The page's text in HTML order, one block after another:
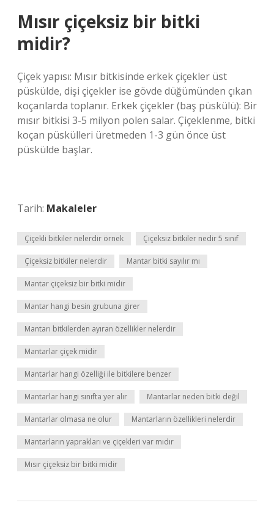
Mısır çiçeksiz bir bitki
midir?
Çiçek yapısı: Mısır bitkisinde erkek çiçekler üst
püskülde, dişi çiçekler ise gövde düğümünden çıkan
koçanlarda toplanır. Erkek çiçekler (baş püskülü): Bir
mısır bitkisi 3-5 milyon polen salar. Çiçeklenme, bitki
koçan püskülleri üretmeden 1-3 gün önce üst
püskülde başlar.
Tarih: Makaleler
Çiçekli bitkiler nelerdir örnek Çiçeksiz bitkiler nedir 5 sınıf
Çiçeksiz bitkiler nelerdir Mantar bitki sayılır mı
Mantar çiçeksiz bir bitki midir
Mantar hangi besin grubuna girer
Mantarı bitkilerden ayıran özellikler nelerdir
Mantarlar çiçek midir
Mantarlar hangi özelliği ile bitkilere benzer
Mantarlar hangi sınıfta yer alır Mantarlar neden bitki değil
Mantarlar olmasa ne olur Mantarların özellikleri nelerdir
Mantarların yaprakları ve çiçekleri var mıdır
Mısır çiçeksiz bir bitki midir